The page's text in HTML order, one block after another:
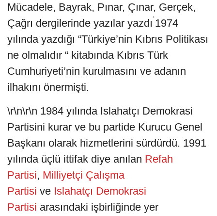
Mücadele, Bayrak, Pınar, Çınar, Gerçek,
Çağrı dergilerinde yazılar yazdı
.
1974
yılında yazdığı “Türkiye’nin Kıbrıs Politikası
ne olmalıdır “ kitabında Kıbrıs Türk
Cumhuriyeti’nin kurulmasını ve adanın
ilhakını önermişti.
\r\n\r\n 1984 yılında Islahatçı Demokrasi
Partisini kurar ve bu partide Kurucu Genel
Başkanı olarak hizmetlerini sürdürdü. 1991
yılında üçlü ittifak diye anılan Refah
Partisi, Milliyetçi Çalışma
Partisi ve Islahatçı Demokrasi
Partisi arasındaki işbirliğinde yer